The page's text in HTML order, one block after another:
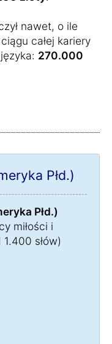
nawet, o ile
całej kariery
270.000
Płd.)
Płd.)
miłości i
słów)